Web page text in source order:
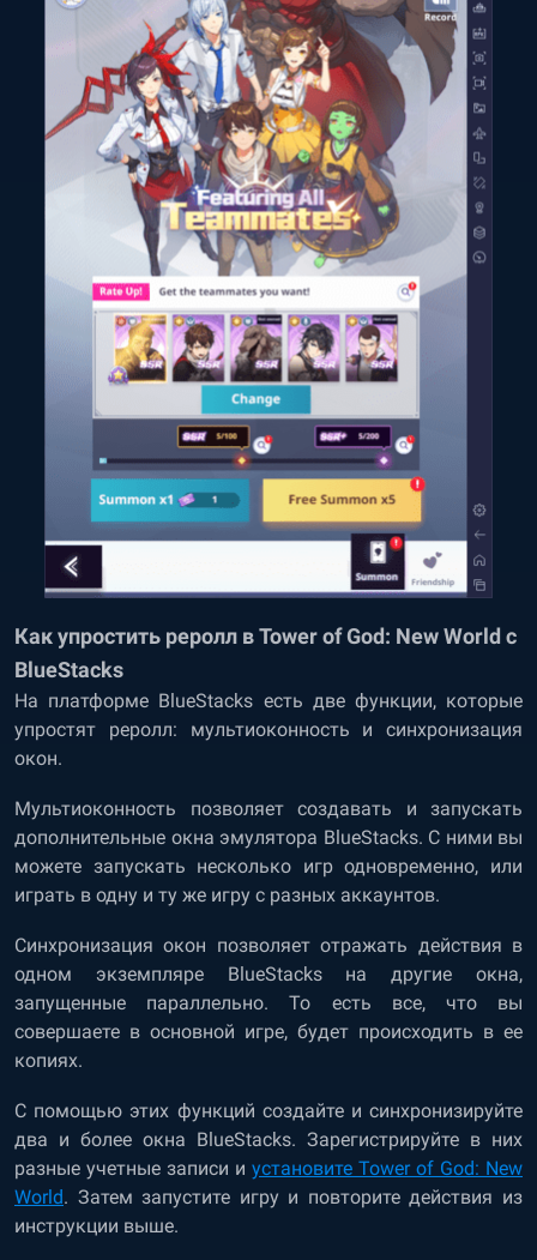
Как упростить реролл в Tower of God: New World с
BlueStacks
На платформе BlueStacks есть две функции, которые
упростят реролл: мультиоконность и синхронизация
окон.
Мультиоконность позволяет создавать и запускать
дополнительные окна эмулятора BlueStacks. С ними вы
можете запускать несколько игр одновременно, или
играть в одну и ту же игру с разных аккаунтов.
Синхронизация окон позволяет отражать действия в
одном экземпляре BlueStacks на другие окна,
запущенные параллельно. То есть все, что вы
совершаете в основной игре, будет происходить в ее
копиях.
С помощью этих функций создайте и синхронизируйте
два и более окна BlueStacks. Зарегистрируйте в них
разные учетные записи и установите Tower of God: New
World. Затем запустите игру и повторите действия из
инструкции выше.